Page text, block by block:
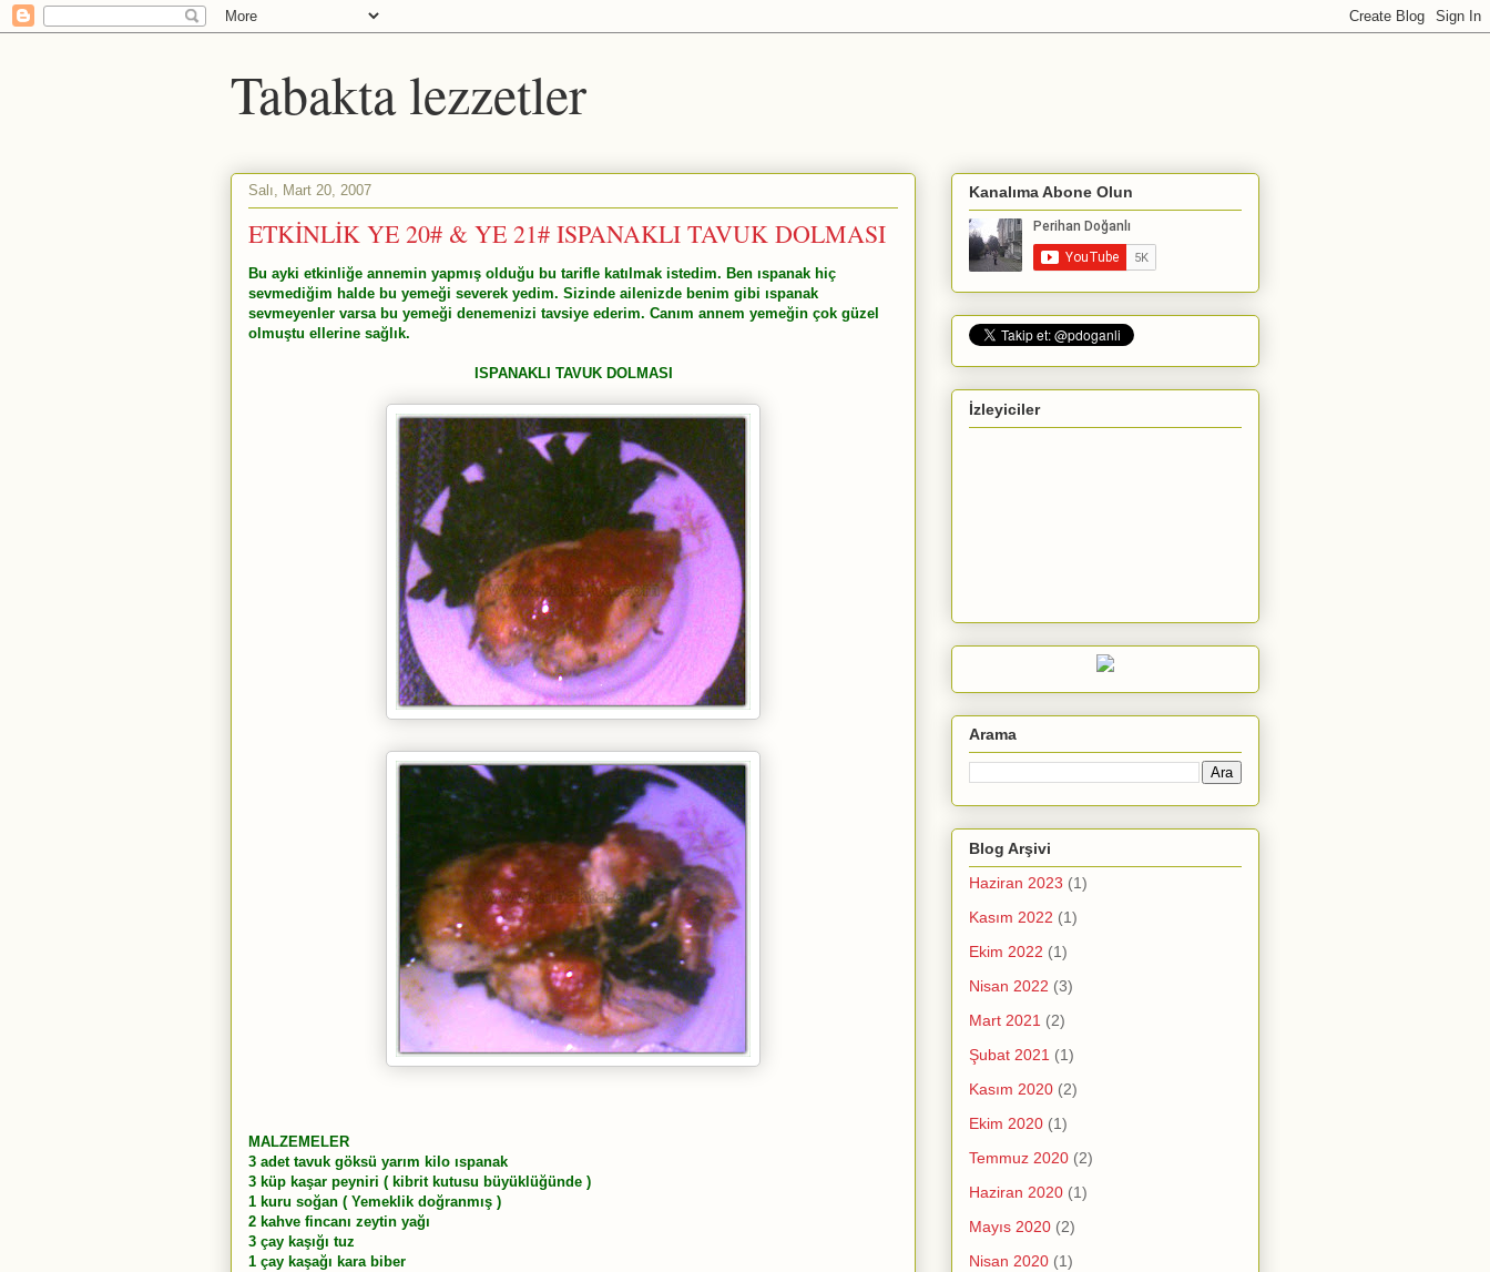
Tabakta lezzetler
Salı, Mart 20, 2007
ETKİNLİK YE 20# & YE 21# ISPANAKLI TAVUK DOLMASI
Bu ayki etkinliğe annemin yapmış olduğu bu tarifle katılmak istedim. Ben ıspanak hiç
sevmediğim halde bu yemeği severek yedim. Sizinde ailenizde benim gibi ıspanak
sevmeyenler varsa bu yemeği denemenizi tavsiye ederim. Canım annem yemeğin çok güzel
olmuştu ellerine sağlık.
ISPANAKLI TAVUK DOLMASI
MALZEMELER
3 adet tavuk göksü yarım kilo ıspanak
3 küp kaşar peyniri ( kibrit kutusu büyüklüğünde )
1 kuru soğan ( Yemeklik doğranmış )
2 kahve fincanı zeytin yağı
3 çay kaşığı tuz
1 çay kaşağı kara biber
Kanalıma Abone Olun
İzleyiciler
Arama
Blog Arşivi
Haziran 2023 (1)
Kasım 2022 (1)
Ekim 2022 (1)
Nisan 2022 (3)
Mart 2021 (2)
Şubat 2021 (1)
Kasım 2020 (2)
Ekim 2020 (1)
Temmuz 2020 (2)
Haziran 2020 (1)
Mayıs 2020 (2)
Nisan 2020 (1)